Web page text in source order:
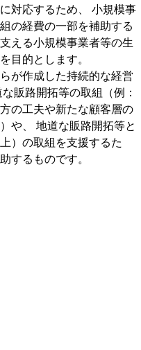
対応するため、 小規模事
の経費の一部を補助する
える小規模事業者等の生
目的とします。
が作成した持続的な経営
販路開拓等の取組（例：
の工夫や新たな顧客層の
や、 地道な販路開拓等と
）の取組を支援するた
するものです。